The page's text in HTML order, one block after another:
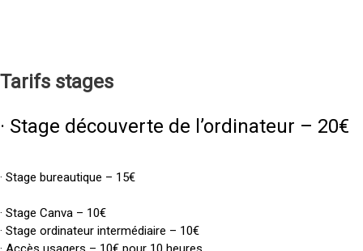
Tarifs stages
· Stage découverte de l’ordinateur – 20€
· Stage bureautique – 15€
· Stage Canva – 10€
· Stage ordinateur intermédiaire – 10€